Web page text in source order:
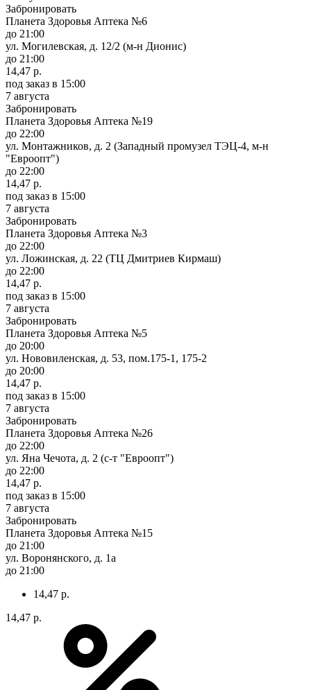
Забронировать
Планета Здоровья Аптека №6
до 21:00
ул. Могилевская, д. 12/2 (м-н Дионис)
до 21:00
14,47 р.
под заказ в 15:00
7 августа
Забронировать
Планета Здоровья Аптека №19
до 22:00
ул. Монтажников, д. 2 (Западный промузел ТЭЦ-4, м-н
"Евроопт")
до 22:00
14,47 р.
под заказ в 15:00
7 августа
Забронировать
Планета Здоровья Аптека №3
до 22:00
ул. Ложинская, д. 22 (ТЦ Дмитриев Кирмаш)
до 22:00
14,47 р.
под заказ в 15:00
7 августа
Забронировать
Планета Здоровья Аптека №5
до 20:00
ул. Нововиленская, д. 53, пом.175-1, 175-2
до 20:00
14,47 р.
под заказ в 15:00
7 августа
Забронировать
Планета Здоровья Аптека №26
до 22:00
ул. Яна Чечота, д. 2 (с-т "Евроопт")
до 22:00
14,47 р.
под заказ в 15:00
7 августа
Забронировать
Планета Здоровья Аптека №15
до 21:00
ул. Воронянского, д. 1а
до 21:00
14,47 р.
14,47 р.